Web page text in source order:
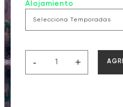
Alojamiento
+
-